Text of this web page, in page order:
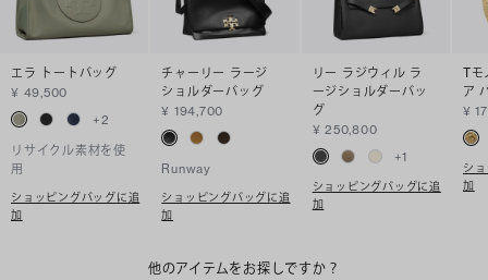
エラ トートバッグ
¥ 49,500
+2
リサイクル素材を使
用
ショッピングバッグに追
加
チャーリー ラージ
ショルダーバッグ
¥ 194,700
Runway
ショッピングバッグに追
加
リー ラジウィル ラ
ージショルダーバッ
グ
¥ 250,800
+1
ショッピングバッグに追
加
Tモ
ア
¥
シ
加
他のアイテムをお探しですか？